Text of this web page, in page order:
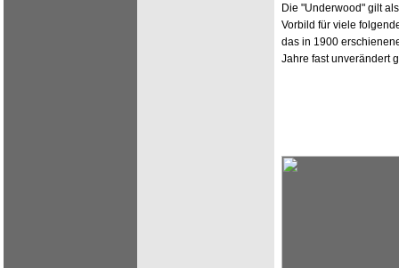
Die "Underwood" gilt
Vorbild für viele
das in 1900
Jahre fast unverändert